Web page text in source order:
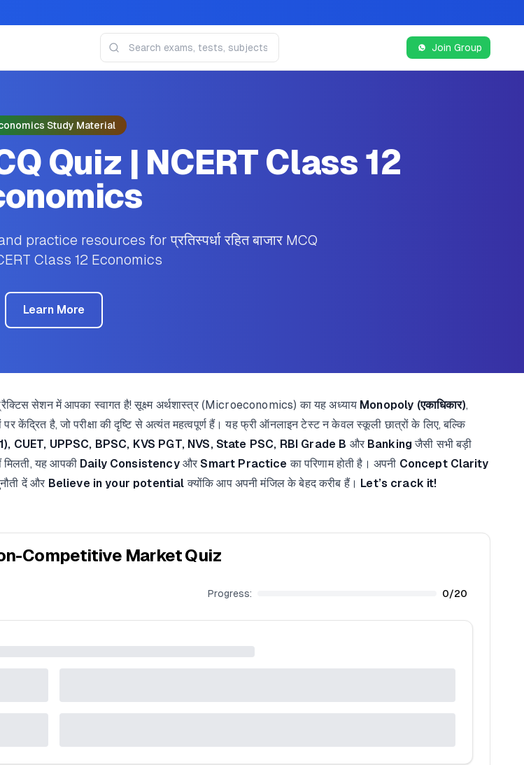
Join Group
Study Material
MCQ Quiz | NCERT Class 12
practice resources for प्रतिस्पर्धा रहित बाजार MCQ
Class 12 Economics
Learn More
सेशन में आपका स्वागत है! सूक्ष्म अर्थशास्त्र (Microeconomics) का यह अध्याय Monopoly (एकाधिकार),
केंद्रित है, जो परीक्षा की दृष्टि से अत्यंत महत्वपूर्ण हैं। यह फ्री ऑनलाइन टेस्ट न केवल स्कूली छात्रों के लिए, बल्कि
UPPSC, BPSC, KVS PGT, NVS, State PSC, RBI Grade B और Bankingजैसी सभी बड़ी
मिलती, यह आपकी Daily ConsistencyऔरSmart Practice का परिणाम होती है। अपनी Concept Clarity
दें और Believe in your potential क्योंकि आप अपनी मंजिल के बेहद करीब हैं। Let’s crack it!
Competitive Market Quiz
Progress: 0/20